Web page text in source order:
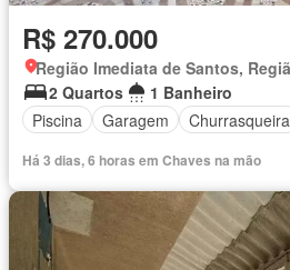
R$ 270.000
2 Quartos
1 Banheiro
Piscina
Garagem Churrasqueira
Há 3 dias, 6 horas em Chaves na mão